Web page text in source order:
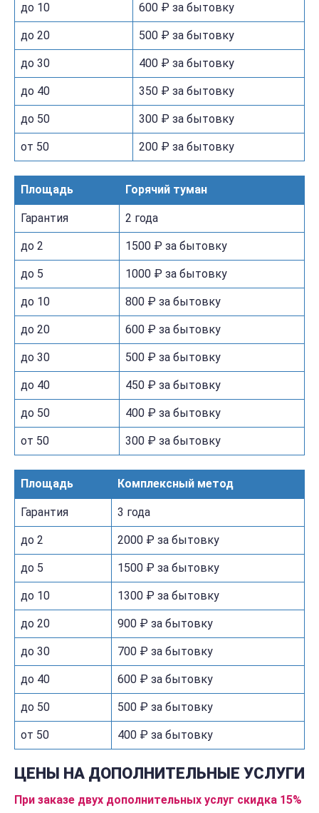
до 10 600 ₽ за бытовку
до 20 500 ₽ за бытовку
до 30 400 ₽ за бытовку
до 40 350 ₽ за бытовку
до 50 300 ₽ за бытовку
от 50 200 ₽ за бытовку
Площадь Горячий туман
Гарантия 2 года
до 2 1500 ₽ за бытовку
до 5 1000 ₽ за бытовку
до 10 800 ₽ за бытовку
до 20 600 ₽ за бытовку
до 30 500 ₽ за бытовку
до 40 450 ₽ за бытовку
до 50 400 ₽ за бытовку
от 50 300 ₽ за бытовку
Площадь Комплексный метод
Гарантия 3 года
до 2 2000 ₽ за бытовку
до 5 1500 ₽ за бытовку
до 10 1300 ₽ за бытовку
до 20 900 ₽ за бытовку
до 30 700 ₽ за бытовку
до 40 600 ₽ за бытовку
до 50 500 ₽ за бытовку
от 50 400 ₽ за бытовку
ЦЕНЫ НА ДОПОЛНИТЕЛЬНЫЕ УСЛУГИ
При заказе двух дополнительных услуг скидка 15%